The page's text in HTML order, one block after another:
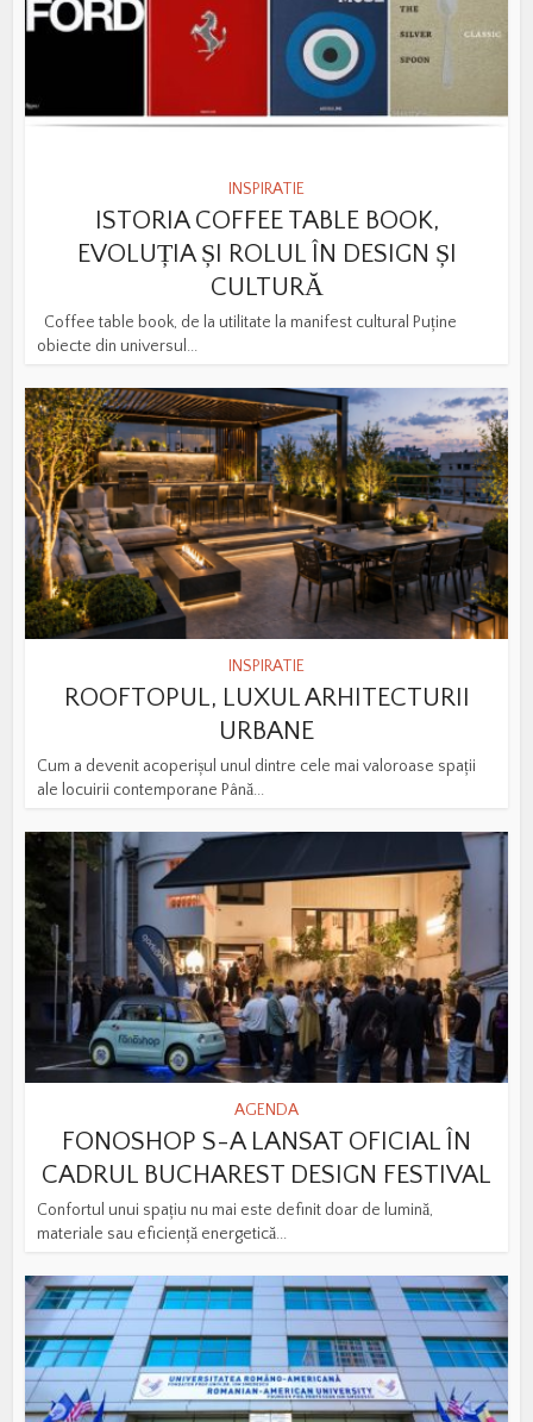
INSPIRATIE
ISTORIA COFFEE TABLE BOOK,
EVOLUȚIA ȘI ROLUL ÎN DESIGN ȘI
CULTURĂ
Coffee table book, de la utilitate la manifest cultural Puține
obiecte din universul...
INSPIRATIE
ROOFTOPUL, LUXUL ARHITECTURII
URBANE
Cum a devenit acoperișul unul dintre cele mai valoroase spații
ale locuirii contemporane Până...
AGENDA
FONOSHOP S-A LANSAT OFICIAL ÎN
CADRUL BUCHAREST DESIGN FESTIVAL
Confortul unui spațiu nu mai este definit doar de lumină,
materiale sau eficiență energetică...